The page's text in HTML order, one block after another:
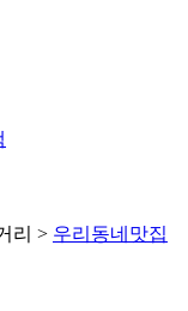
리 > 우리동네맛집